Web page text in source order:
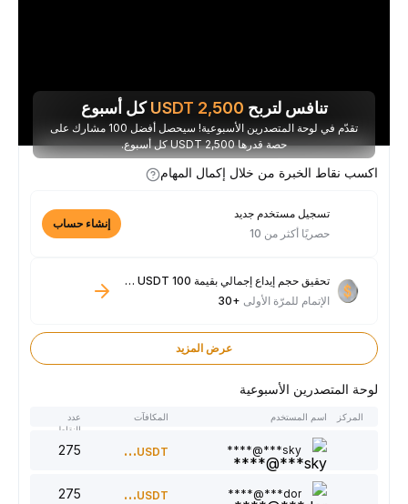
تنافس لتربح 2,500
USDTكل أسبوع
تقدّم في لوحة المتصدرين الأسبوعية! سيحصل أفضل 100 مشارك على
حصة قدرها 2,500 USDT كل أسبوع.
اكسب نقاط الخبرة من خلال إكمال المهام
تسجيل مستخدم جديد
حصريًا أكثر من 10
إنشاء حساب
تحقيق حجم إيداع إجمالي بقيمة 100 USDT فأكثر
الإتمام للمرّة الأولى+30
عرض المزيد
لوحة المتصدرين الأسبوعية
المركز اسم المستخدم المكافآت
النقاط
sky***@****
300USDT
dor***@****
220USDT